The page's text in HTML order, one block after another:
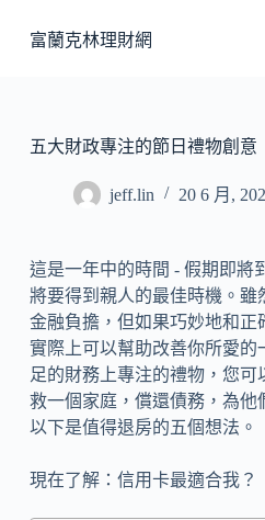
至
容
富蘭克林理財網
五大財政專注的節日禮物創意
jeff.lin 20 6 月,
這是一年中的時間 - 假期即將
將要得到親人的最佳時機。雖
金融負擔，但如果巧妙地和正
實際上可以幫助改善你所愛的
足的財務上專注的禮物，您
救一個家庭，償還債務，為他
以下是值得退房的五個想法。
現在了解：信用卡最適合我？